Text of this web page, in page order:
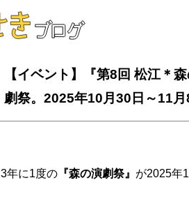
【イベント】『第8回 松江＊
劇祭。2025年10月30日～11月
3年に1度の 『森の演劇祭』 が2025年